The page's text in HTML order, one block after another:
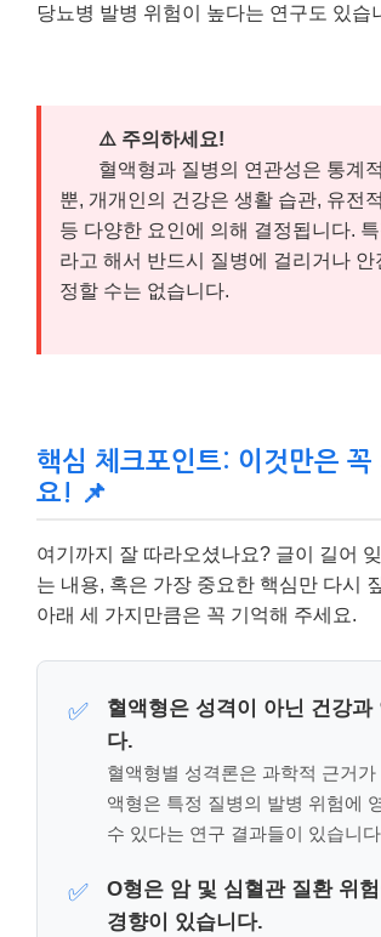
당뇨병 발병 위험이 높다는 연구도 있습
⚠️ 주의하세요!
혈액형과 질병의 연관성은 통계
뿐, 개개인의 건강은 생활 습관, 유전
등 다양한 요인에 의해 결정됩니다. 특
라고 해서 반드시 질병에 걸리거나 안
정할 수는 없습니다.
핵심 체크포인트: 이것만은 꼭
요! 📌
여기까지 잘 따라오셨나요? 글이 길어
는 내용, 혹은 가장 중요한 핵심만 다시
아래 세 가지만큼은 꼭 기억해 주세요.
✅
혈액형은 성격이 아닌 건강과
다.
혈액형별 성격론은 과학적 근거가
액형은 특정 질병의 발병 위험에
수 있다는 연구 결과들이 있습니
✅
O형은 암 및 심혈관 질환 위
경향이 있습니다.